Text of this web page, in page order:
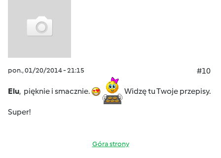
pon., 01/20/2014 - 21:15 #10
Elu, pięknie i smacznie. Widzę tu Twoje przepisy.
Super!
Góra strony